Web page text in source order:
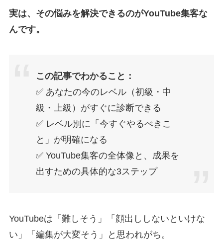
実は、その悩みを解決できるのがYouTube集客な
んです。
この記事でわかること：
✅ あなたの今のレベル（初級・中
級・上級）がすぐに診断できる
✅ レベル別に「今すぐやるべきこ
と」が明確になる
✅ YouTube集客の全体像と、成果を
出すための具体的な3ステップ
YouTubeは「難しそう」「顔出ししないといけな
い」「編集が大変そう」と思われがち。